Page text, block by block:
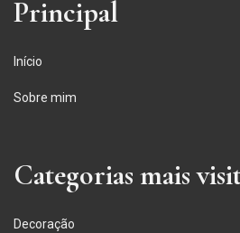
Principal
Início
Sobre mim
Categorias mais
Decoração